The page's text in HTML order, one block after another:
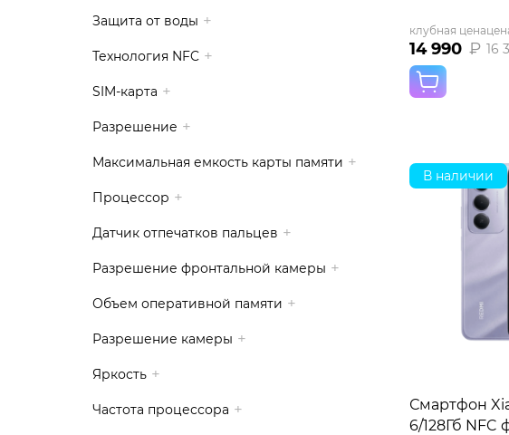
Защита от воды
Технология NFC
SIM-карта
Разрешение
Максимальная емкость карты памяти
Процессор
Датчик отпечатков пальцев
Разрешение фронтальной камеры
Объем оперативной памяти
Разрешение камеры
Яркость
Частота процессора
клубная цена
14 990 ₽ 16
В наличии
Смартфон
6/128Гб NFC